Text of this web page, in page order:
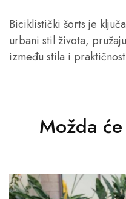
Biciklistički šorts je
urbani stil života,
između stila i
Možda